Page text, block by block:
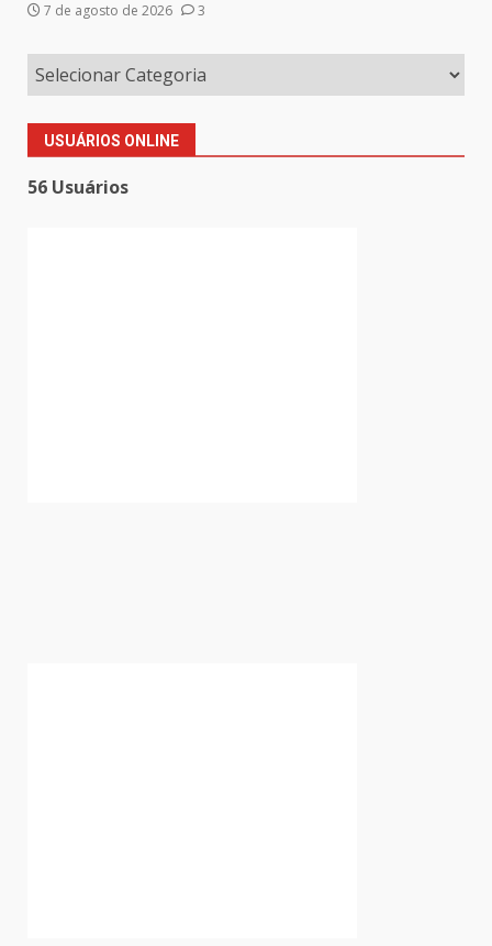
7 de agosto de 2026 3
USUÁRIOS ONLINE
56 Usuários